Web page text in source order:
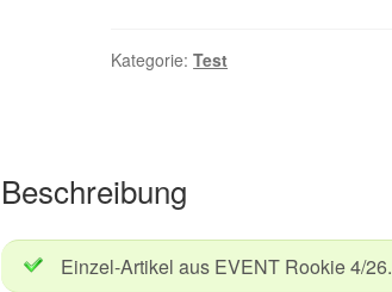
PXL
Kategorie:Test
Beschreibung
Einzel-Artikel aus EVENT Rookie 4/26.